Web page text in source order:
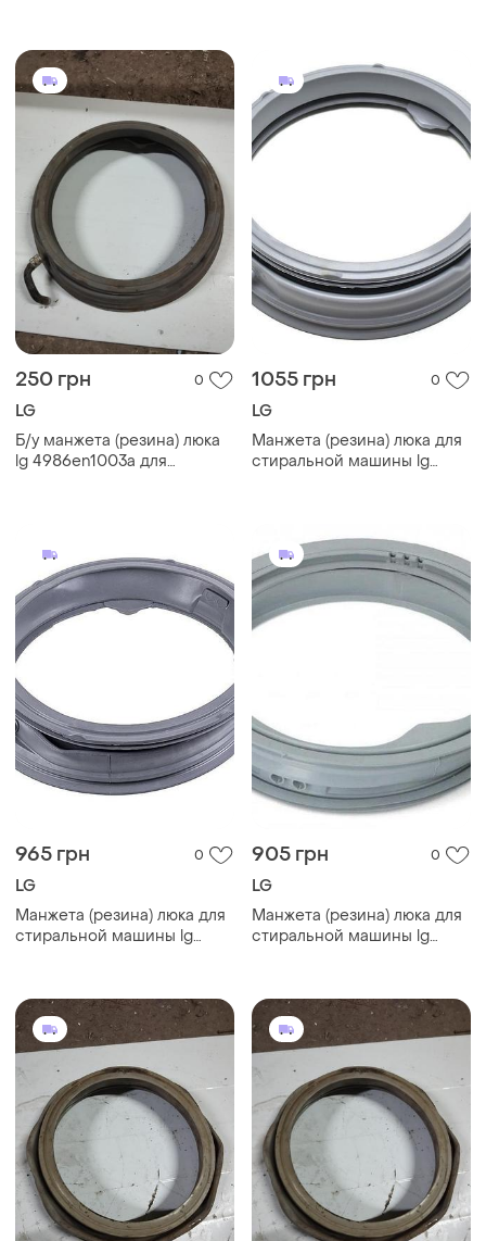
250 грн 0
LG
Б/у манжета (резина) люка
lg 4986en1003a для
1055 грн 0
LG
Манжета (резина) люка для
стиральной машины lg
965 грн 0
LG
Манжета (резина) люка для
стиральной машины lg
905 грн 0
LG
Манжета (резина) люка для
стиральной машины lg